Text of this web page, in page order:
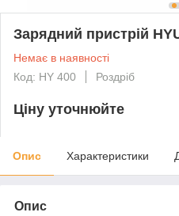
Зарядний пристрій
Немає в наявності
Код: HY 400
Роздріб
Ціну уточнюйте
Опис Характеристики
Опис